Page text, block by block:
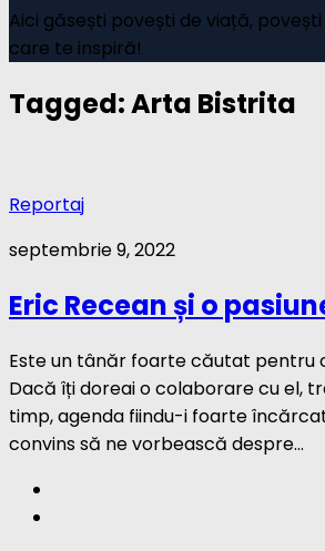
Aici găsești povești de viață,
care te inspiră!
Tagged:Arta Bistrita
Reportaj
septembrie 9, 2022
Eric Recean și o
Este un tânăr foarte căutat pentru
Dacă îți doreai o colaborare cu el,
timp, agenda fiindu-i foarte
convins să ne vorbească despre...